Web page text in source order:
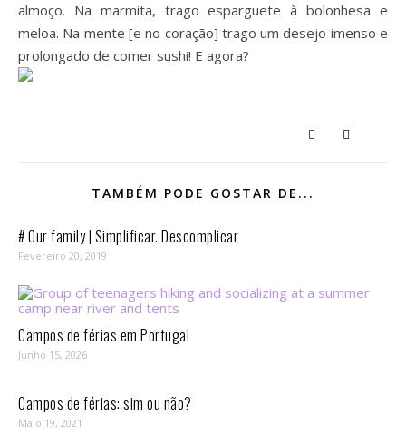
almoço. Na marmita, trago esparguete à bolonhesa e
meloa. Na mente [e no coração] trago um desejo imenso e
prolongado de comer sushi! E agora?
TAMBÉM PODE GOSTAR DE...
# Our family | Simplificar. Descomplicar
Fevereiro 20, 2019
Campos de férias em Portugal
Junho 15, 2026
Campos de férias: sim ou não?
Maio 19, 2021